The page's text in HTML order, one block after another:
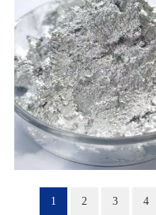
1 2 3 4